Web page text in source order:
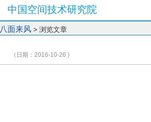
中国空间技术研究院
八面来风 > 浏览文章
（日期：2016-10-26 )